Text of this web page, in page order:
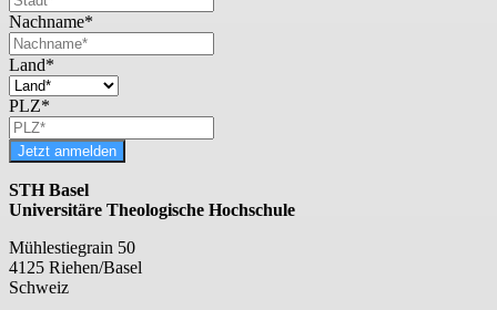
Nachname*
Land*
PLZ*
Jetzt anmelden
STH Basel
Universitäre Theologische Hochschule
Mühlestiegrain 50
4125 Riehen/Basel
Schweiz